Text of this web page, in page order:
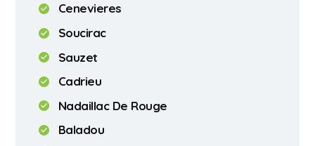
Cenevieres
Soucirac
Sauzet
Cadrieu
Nadaillac De Rouge
Baladou